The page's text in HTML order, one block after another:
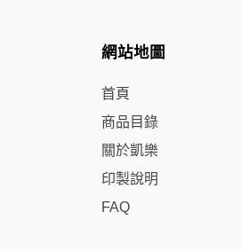
網站地圖
首頁
商品目錄
關於凱樂
印製說明
FAQ